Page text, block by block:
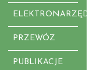
ELEKTRONARZĘDZIA
PRZEWÓZ
PUBLIKACJE